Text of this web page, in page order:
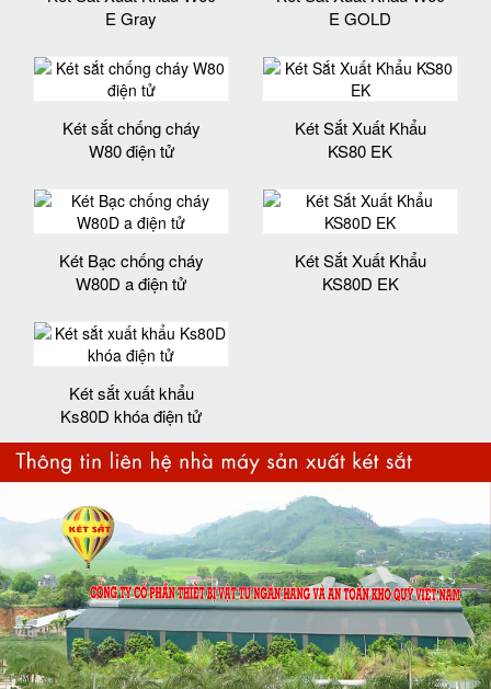
E Gray
E GOLD
Két sắt chống cháy
W80 điện tử
Két Sắt Xuất Khẩu
KS80 EK
Két Bạc chống cháy
W80D a điện tử
Két Sắt Xuất Khẩu
KS80D EK
Két sắt xuất khẩu
Ks80D khóa điện tử